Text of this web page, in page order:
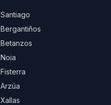
Santiago
Bergantiños
Betanzos
Noia
Fisterra
Arzúa
Xallas